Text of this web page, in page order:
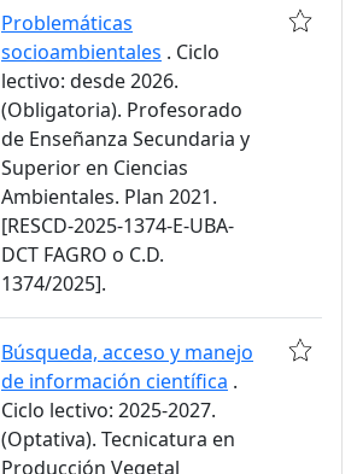
Problemáticas
socioambientales . Ciclo
lectivo: desde 2026.
(Obligatoria). Profesorado
de Enseñanza Secundaria y
Superior en Ciencias
Ambientales. Plan 2021.
[RESCD-2025-1374-E-UBA-
DCT FAGRO o C.D.
1374/2025].
Búsqueda, acceso y manejo
de información científica .
Ciclo lectivo: 2025-2027.
(Optativa). Tecnicatura en
Producción Vegetal